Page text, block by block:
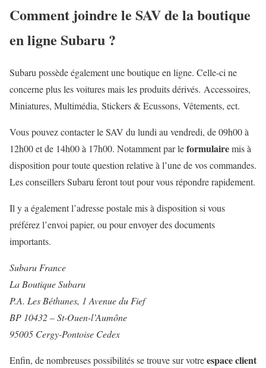
Comment joindre le SAV de la boutique
en ligne Subaru ?
Subaru possède également une boutique en ligne. Celle-ci ne
concerne plus les voitures mais les produits dérivés. Accessoires,
Miniatures, Multimédia, Stickers & Ecussons, Vêtements, ect.
Vous pouvez contacter le SAV du lundi au vendredi, de 09h00 à
12h00 et de 14h00 à 17h00. Notamment par leformulairemis à
disposition pour toute question relative à l’une de vos commandes.
Les conseillers Subaru feront tout pour vous répondre rapidement.
Il y a également l’adresse postale mis à disposition si vous
préférez l’envoi papier, ou pour envoyer des documents
importants.
Subaru France
La Boutique Subaru
P.A. Les Béthunes, 1 Avenue du Fief
BP 10432 – St-Ouen-l’Aumône
95005 Cergy-Pontoise Cedex
Enfin, de nombreuses possibilités se trouve sur votreespace client